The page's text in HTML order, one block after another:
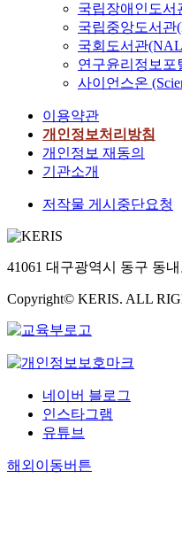
국립장애인도서
국립중앙도서관
국회도서관
연구윤리정보포
사이언스온
이용약관
개인정보처리방침
개인정보 재동의
기관소개
저작물 게시중단요청
41061 대구광역시 동구 동
Copyright© KERIS. ALL
네이버 블로그
인스타그램
유튜브
해외이동버튼